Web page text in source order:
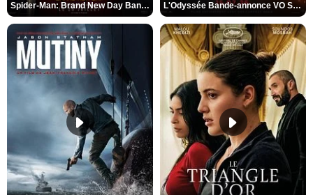
Spider-Man: Brand New Day Bande-annonce VO STFR L'Odyssée Bande-annonce VO STFR